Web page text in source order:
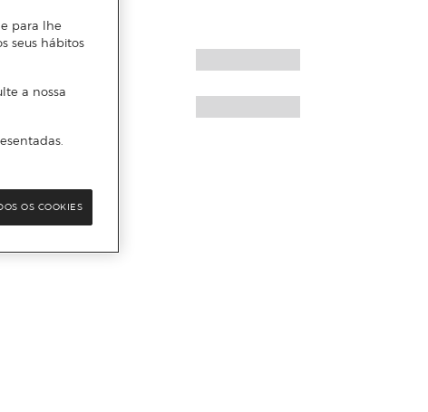
para lhe
seus hábitos
a nossa
OS COOKIES